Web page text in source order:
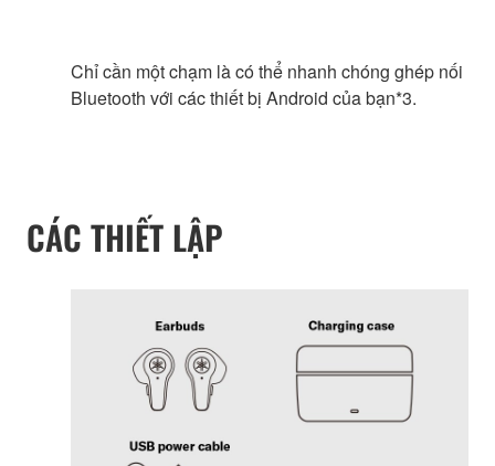
Chỉ cần một chạm là có thể nhanh chóng ghép nối
Bluetooth với các thiết bị Android của bạn*3.
CÁC THIẾT LẬP